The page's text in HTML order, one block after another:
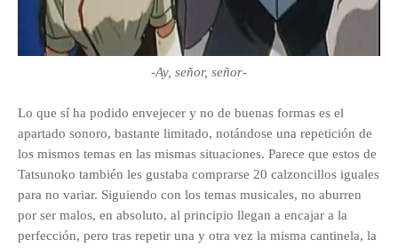
-Ay, señor, señor-
Lo que sí ha podido envejecer y no de buenas formas es el
apartado sonoro, bastante limitado, notándose una repetición de
los mismos temas en las mismas situaciones. Parece que estos de
Tatsunoko también les gustaba comprarse 20 calzoncillos iguales
para no variar. Siguiendo con los temas musicales, no aburren
por ser malos, en absoluto, al principio llegan a encajar a la
perfección, pero tras repetir una y otra vez la misma cantinela, la